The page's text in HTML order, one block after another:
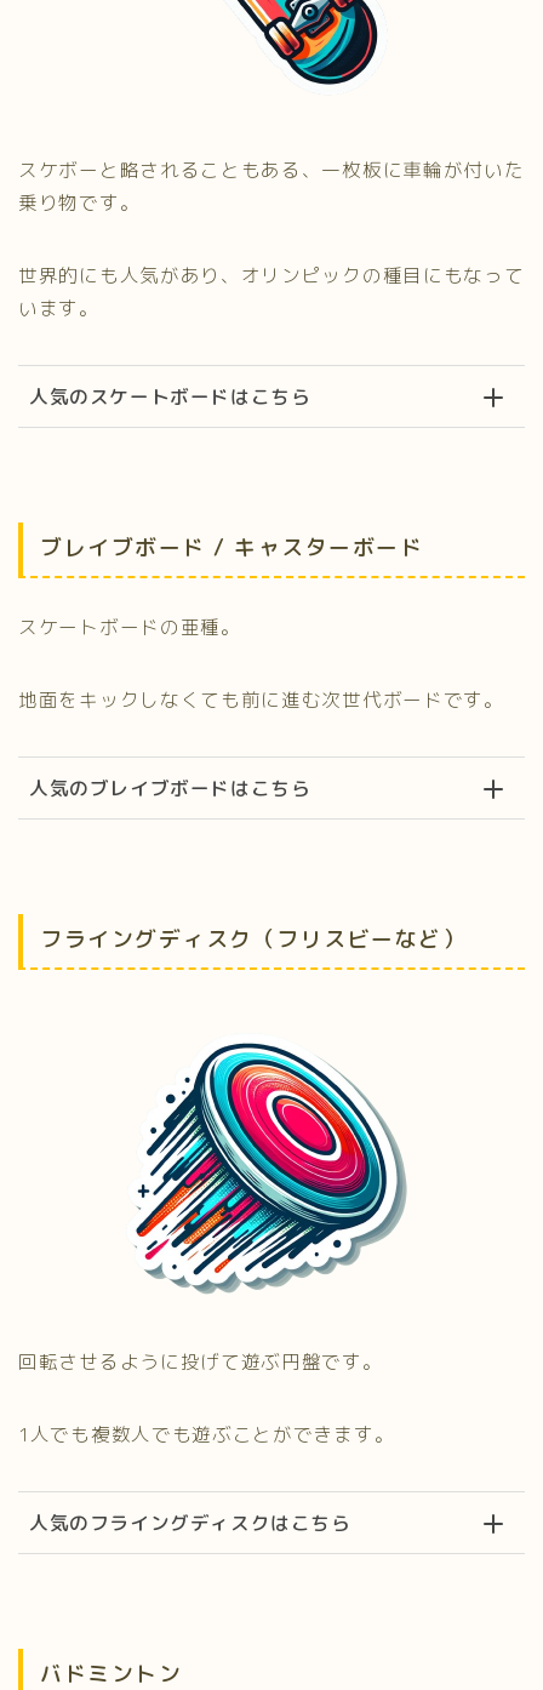
スケボーと略されることもある、一枚板に車輪が付いた
乗り物です。
世界的にも人気があり、オリンピックの種目にもなって
います。
人気のスケートボードはこちら
ブレイブボード / キャスターボード
スケートボードの亜種。
地面をキックしなくても前に進む次世代ボードです。
人気のブレイブボードはこちら
フライングディスク（フリスビーなど）
回転させるように投げて遊ぶ円盤です。
1人でも複数人でも遊ぶことができます。
人気のフライングディスクはこちら
バドミントン